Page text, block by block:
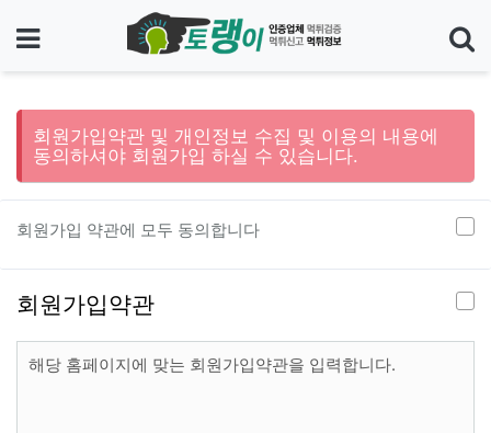
메뉴
회원가입약관 및 개인정보 수집 및 이용의 내용에
동의하셔야 회원가입 하실 수 있습니다.
회원가입 약관에 모두 동의합니다
회원가입약관